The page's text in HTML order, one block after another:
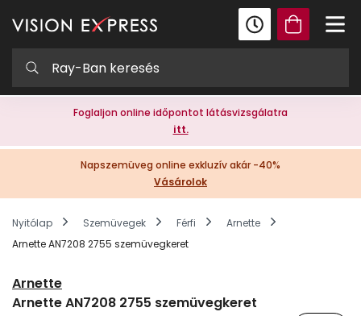
Foglaljon online időpontot látásvizsgálatra
itt.
Napszemüveg online exkluzív akár -40%
Vásárolok
Nyitólap Szemüvegek Férfi
Arnette
Arnette AN7208 2755 szemüvegkeret
Arnette
Arnette AN7208 2755 szemüvegkeret